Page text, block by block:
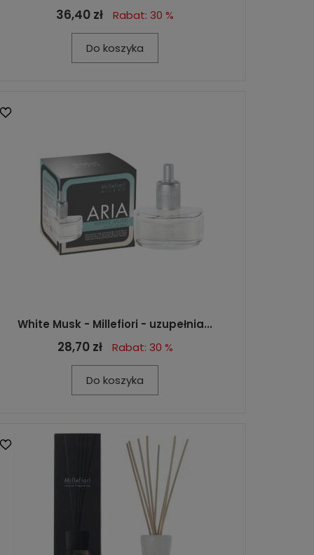
36,40 zł Rabat: 30 %
Do koszyka
White Musk - Millefiori - uzupełnia...
28,70 zł Rabat: 30 %
Do koszyka